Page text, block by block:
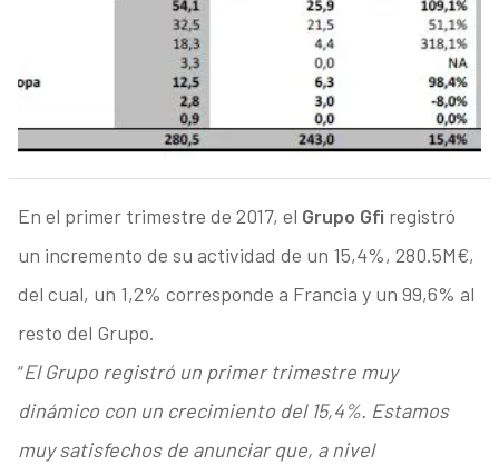
En el primer trimestre de 2017, el Grupo Gfi registró
un incremento de su actividad de un 15,4%, 280.5M€,
del cual, un 1,2% corresponde a Francia y un 99,6% al
resto del Grupo.
“El Grupo registró un primer trimestre muy
dinámico con un crecimiento del 15,4%. Estamos
muy satisfechos de anunciar que, a nivel